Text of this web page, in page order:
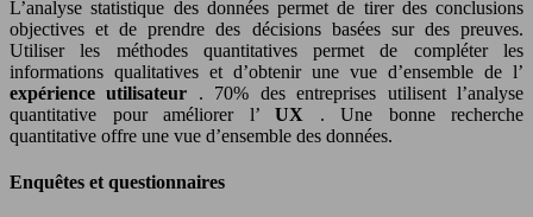
L’analyse statistique des données permet de tirer des conclusions
objectives et de prendre des décisions basées sur des preuves.
Utiliser les méthodes quantitatives permet de compléter les
informations qualitatives et d’obtenir une vue d’ensemble de l’
expérience utilisateur . 70% des entreprises utilisent l’analyse
quantitative pour améliorer l’ UX . Une bonne recherche
quantitative offre une vue d’ensemble des données.
Enquêtes et questionnaires